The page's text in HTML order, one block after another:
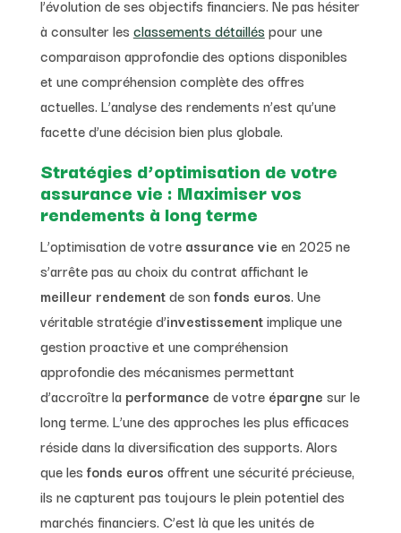
l’évolution de ses objectifs financiers. Ne pas hésiter
à consulter les classements détaillés pour une
comparaison approfondie des options disponibles
et une compréhension complète des offres
actuelles. L’analyse des rendements n’est qu’une
facette d’une décision bien plus globale.
Stratégies d’optimisation de votre
assurance vie : Maximiser vos
rendements à long terme
L’optimisation de votre assurance vie en 2025 ne
s’arrête pas au choix du contrat affichant le
meilleur rendementde son fonds euros. Une
véritable stratégie d’investissementimplique une
gestion proactive et une compréhension
approfondie des mécanismes permettant
d’accroître la performance de votre épargne sur le
long terme. L’une des approches les plus efficaces
réside dans la diversification des supports. Alors
que les fonds euros offrent une sécurité précieuse,
ils ne capturent pas toujours le plein potentiel des
marchés financiers. C’est là que les unités de